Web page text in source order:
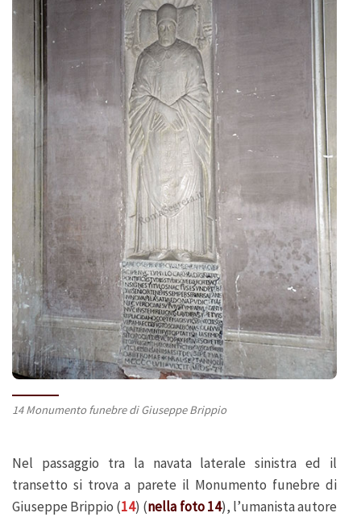
14 Monumento funebre di Giuseppe Brippio
Nel passaggio tra la navata laterale sinistra ed il
transetto si trova a parete il Monumento funebre di
Giuseppe Brippio (14) (nella foto 14), l’umanista autore